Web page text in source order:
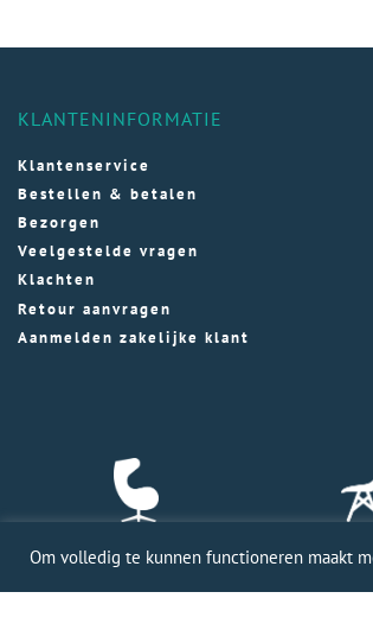
KLANTENINFORMATIE
Klantenservice
Bestellen & betalen
Bezorgen
Veelgestelde vragen
Klachten
Retour aanvragen
Aanmelden zakelijke klant
Om volledig te kunnen functioneren maakt